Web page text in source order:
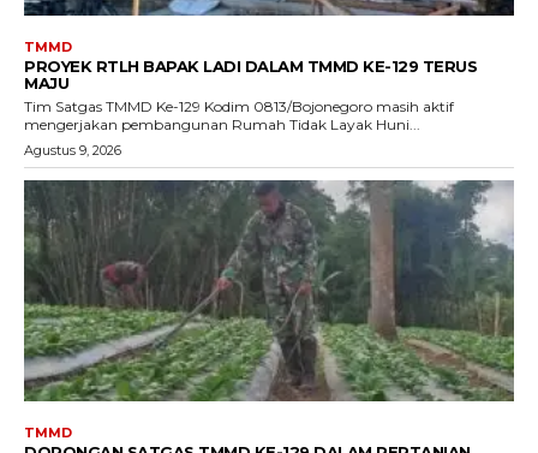
TMMD
PROYEK RTLH BAPAK LADI DALAM TMMD KE-129 TERUS
MAJU
Tim Satgas TMMD Ke-129 Kodim 0813/Bojonegoro masih aktif
mengerjakan pembangunan Rumah Tidak Layak Huni...
Agustus 9, 2026
TMMD